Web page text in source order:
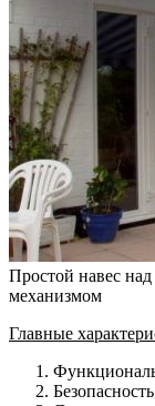
Простой навес
механизмом
Главные